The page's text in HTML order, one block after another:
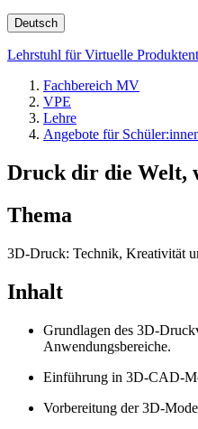
Deutsch
Lehrstuhl für Virtuelle
Fachbereich MV
VPE
Lehre
Angebote für
Druck dir die Welt,
Thema
3D-Druck: Technik, Kreativität
Inhalt
Grundlagen des 3D-
Anwendungsbereiche.
Einführung in 3D-CAD-
Vorbereitung der 3D-